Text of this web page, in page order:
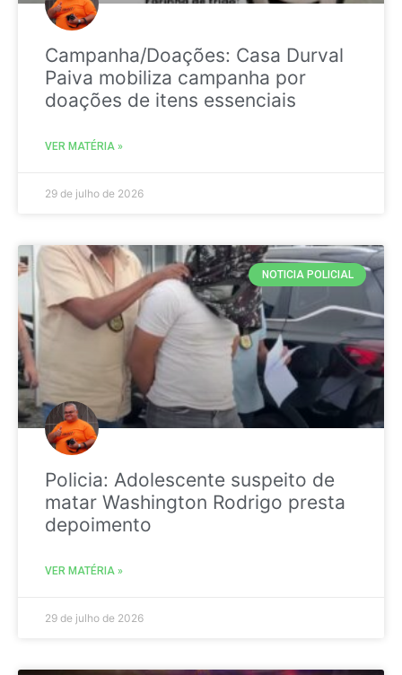
Campanha/Doações: Casa Durval
Paiva mobiliza campanha por
doações de itens essenciais
VER MATÉRIA »
29 de julho de 2026
NOTICIA POLICIAL
Policia: Adolescente suspeito de
matar Washington Rodrigo presta
depoimento
VER MATÉRIA »
29 de julho de 2026